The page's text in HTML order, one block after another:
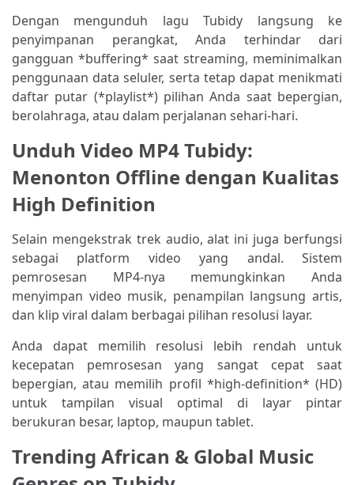
Dengan mengunduh lagu Tubidy langsung ke
penyimpanan perangkat, Anda terhindar dari
gangguan *buffering* saat streaming, meminimalkan
penggunaan data seluler, serta tetap dapat menikmati
daftar putar (*playlist*) pilihan Anda saat bepergian,
berolahraga, atau dalam perjalanan sehari-hari.
Unduh Video MP4 Tubidy:
Menonton Offline dengan Kualitas
High Definition
Selain mengekstrak trek audio, alat ini juga berfungsi
sebagai platform video yang andal. Sistem
pemrosesan MP4-nya memungkinkan Anda
menyimpan video musik, penampilan langsung artis,
dan klip viral dalam berbagai pilihan resolusi layar.
Anda dapat memilih resolusi lebih rendah untuk
kecepatan pemrosesan yang sangat cepat saat
bepergian, atau memilih profil *high-definition* (HD)
untuk tampilan visual optimal di layar pintar
berukuran besar, laptop, maupun tablet.
Trending African & Global Music